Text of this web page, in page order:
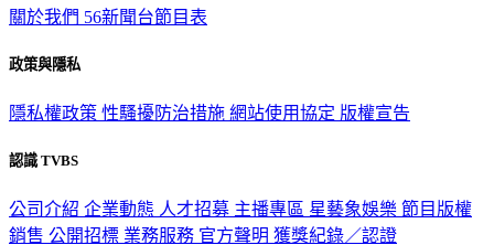
關於我們 56新聞台節目表
政策與隱私
隱私權政策 性騷擾防治措施 網站使用協定 版權宣告
認識 TVBS
公司介紹 企業動態 人才招募 主播專區 星藝象娛樂 節目版權
銷售 公開招標 業務服務 官方聲明 獲獎紀錄／認證